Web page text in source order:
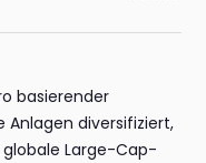
basierender
Anlagen diversifiziert,
globale Large-Cap-